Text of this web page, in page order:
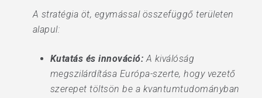
A stratégia öt, egymással összefüggő területen
alapul:
Kutatás és innováció: A kiválóság
megszilárdítása Európa-szerte, hogy vezető
szerepet töltsön be a kvantumtudományban